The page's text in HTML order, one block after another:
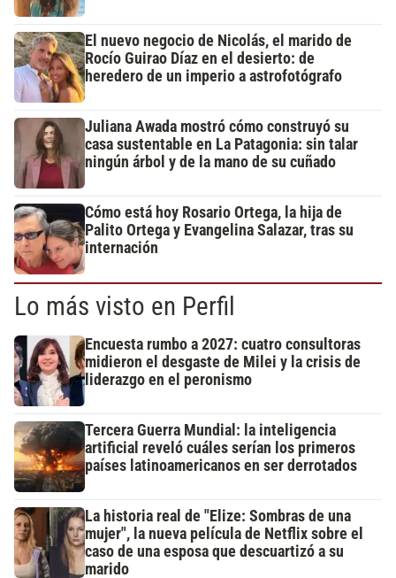
El nuevo negocio de Nicolás, el marido de
Rocío Guirao Díaz en el desierto: de
heredero de un imperio a astrofotógrafo
Juliana Awada mostró cómo construyó su
casa sustentable en La Patagonia: sin talar
ningún árbol y de la mano de su cuñado
Cómo está hoy Rosario Ortega, la hija de
Palito Ortega y Evangelina Salazar, tras su
internación
Lo más visto en Perfil
Encuesta rumbo a 2027: cuatro consultoras
midieron el desgaste de Milei y la crisis de
liderazgo en el peronismo
Tercera Guerra Mundial: la inteligencia
artificial reveló cuáles serían los primeros
países latinoamericanos en ser derrotados
La historia real de "Elize: Sombras de una
mujer", la nueva película de Netflix sobre el
caso de una esposa que descuartizó a su
marido